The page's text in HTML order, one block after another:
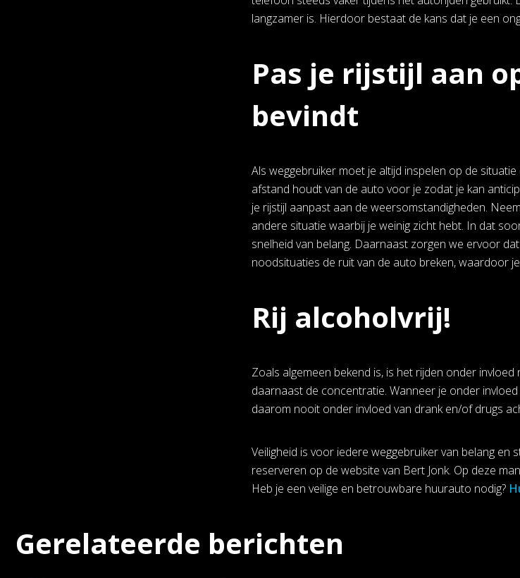
langzamer is. Hierdoor bestaat de kans dat je een
Pas je rijstijl aan
bevindt
Als weggebruiker moet je altijd inspelen op de
afstand houdt van de auto voor je zodat je kan
je rijstijl aanpast aan de weersomstandigheden.
andere situatie waarbij je weinig zicht hebt. In dat
snelheid van belang. Daarnaast zorgen we ervoor
noodsituaties de ruit van de auto breken, waardoor
Rij alcoholvrij!
Zoals algemeen bekend is, is het rijden onder
daarnaast de concentratie. Wanneer je onder
daarom nooit onder invloed van drank en/of drugs
Veiligheid is voor iedere weggebruiker van belang
reserveren op de website van Bert Jonk. Op deze
Heb je een veilige en betrouwbare huurauto nodig?
Gerelateerde berichten